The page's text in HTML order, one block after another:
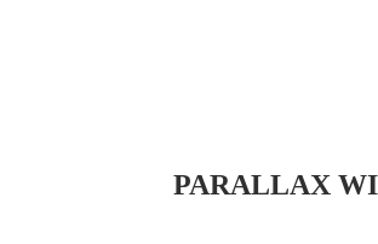
PARALLAX